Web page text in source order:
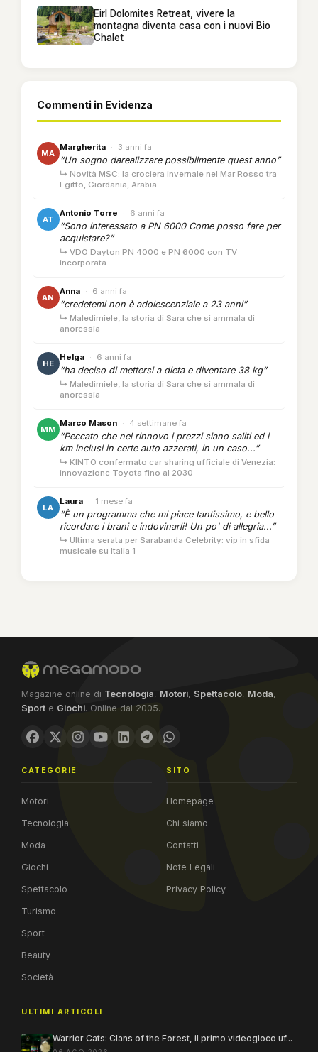
Eirl Dolomites Retreat, vivere la
montagna diventa casa con i nuovi Bio
Chalet
Commenti in Evidenza
MA
Margherita · 3 anni fa
“Un sogno darealizzare possibilmente quest anno”
↳ Novità MSC: la crociera invernale nel Mar Rosso tra
Egitto, Giordania, Arabia
AT
Antonio Torre · 6 anni fa
“Sono interessato a PN 6000 Come posso fare per
acquistare?”
↳ VDO Dayton PN 4000 e PN 6000 con TV
incorporata
AN
Anna · 6 anni fa
“credetemi non è adolescenziale a 23 anni”
↳ Maledimiele, la storia di Sara che si ammala di
anoressia
HE
Helga · 6 anni fa
“ha deciso di mettersi a dieta e diventare 38 kg”
↳ Maledimiele, la storia di Sara che si ammala di
anoressia
MM
Marco Mason · 4 settimane fa
“Peccato che nel rinnovo i prezzi siano saliti ed i
km inclusi in certe auto azzerati, in un caso...”
↳ KINTO confermato car sharing ufficiale di Venezia:
innovazione Toyota fino al 2030
LA
Laura · 1 mese fa
“È un programma che mi piace tantissimo, e bello
ricordare i brani e indovinarli! Un po' di allegria...”
↳ Ultima serata per Sarabanda Celebrity: vip in sfida
musicale su Italia 1
Magazine online di Tecnologia, Motori, Spettacolo, Moda,
Sport e Giochi. Online dal 2005.
CATEGORIE
Motori
Tecnologia
Moda
Giochi
Spettacolo
Turismo
Sport
Beauty
Società
SITO
Homepage
Chi siamo
Contatti
Note Legali
Privacy Policy
ULTIMI ARTICOLI
Warrior Cats: Clans of the Forest, il primo videogioco uf...